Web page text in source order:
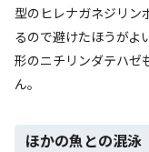
型のヒレナガネジリン
るので避けたほうがよ
形のニチリンダテハゼ
ん。
ほかの魚との混泳